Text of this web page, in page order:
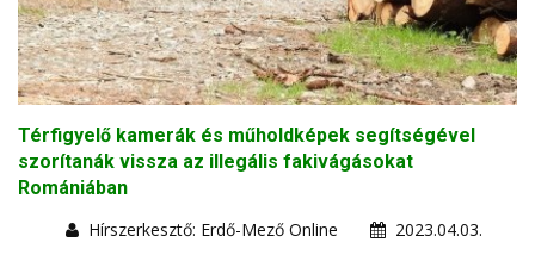
Térfigyelő kamerák és műholdképek segítségével
szorítanák vissza az illegális fakivágásokat
Romániában
Hírszerkesztő: Erdő-Mező Online
2023.04.03.